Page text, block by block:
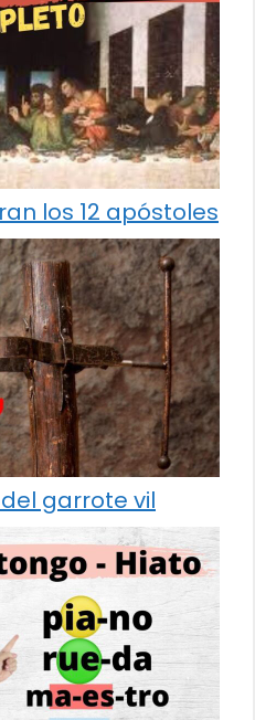
los 12 apóstoles
garrote vil